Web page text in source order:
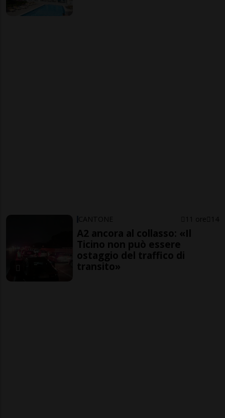
CANTONE 11 ore 14
A2 ancora al collasso: «Il
Ticino non può essere
ostaggio del traffico di
transito»